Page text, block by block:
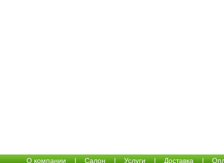
О компании | Салон | Услуги | Доставка |